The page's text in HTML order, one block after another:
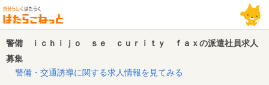
警備 ｉｃｈｉｊｏ ｓｅ ｃｕｒｉｔｙ ｆａｘの派遣社員求人
募集
警備・交通誘導に関する求人情報を見てみる